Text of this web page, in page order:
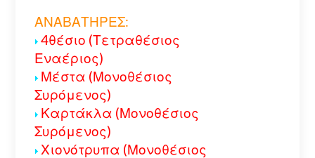
ΑΝΑΒΑΤΗΡΕΣ:
4θέσιο (Τετραθέσιος
Εναέριος)
Μέστα (Μονοθέσιος
Συρόμενος)
Καρτάκλα (Μονοθέσιος
Συρόμενος)
Χιονότρυπα (Μονοθέσιος